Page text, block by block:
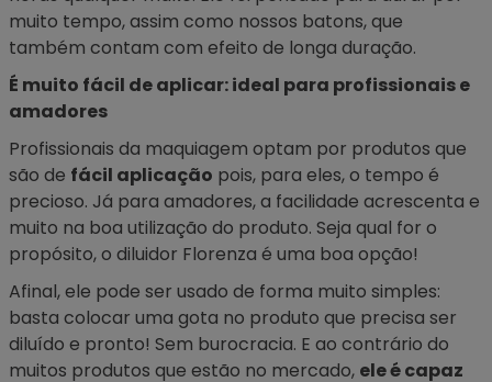
muito tempo, assim como nossos batons, que
também contam com efeito de longa duração.
É muito fácil de aplicar: ideal para profissionais e
amadores
Profissionais da maquiagem optam por produtos que
são de fácil aplicação pois, para eles, o tempo é
precioso. Já para amadores, a facilidade acrescenta e
muito na boa utilização do produto. Seja qual for o
propósito, o diluidor Florenza é uma boa opção!
Afinal, ele pode ser usado de forma muito simples:
basta colocar uma gota no produto que precisa ser
diluído e pronto! Sem burocracia. E ao contrário do
muitos produtos que estão no mercado, ele é capaz